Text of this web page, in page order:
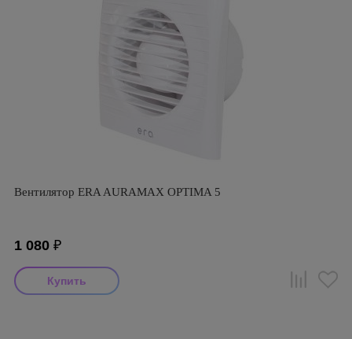
Вентилятор ERA AURAMAX OPTIMA 5
1 080 ₽